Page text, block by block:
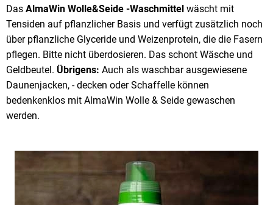
Das AlmaWin Wolle&Seide -Waschmittel wäscht mit
Tensiden auf pflanzlicher Basis und verfügt zusätzlich noch
über pflanzliche Glyceride und Weizenprotein, die die Fasern
pflegen. Bitte nicht überdosieren. Das schont Wäsche und
Geldbeutel. Übrigens: Auch als waschbar ausgewiesene
Daunenjacken, - decken oder Schaffelle können
bedenkenklos mit AlmaWin Wolle & Seide gewaschen
werden.